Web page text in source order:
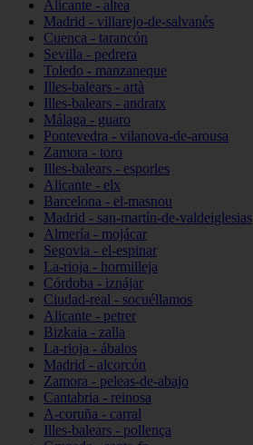
Alicante - altea
Madrid - villarejo-de-salvanés
Cuenca - tarancón
Sevilla - pedrera
Toledo - manzaneque
Illes-balears - artà
Illes-balears - andratx
Málaga - guaro
Pontevedra - vilanova-de-arousa
Zamora - toro
Illes-balears - esporles
Alicante - elx
Barcelona - el-masnou
Madrid - san-martín-de-valdeiglesias
Almería - mojácar
Segovia - el-espinar
La-rioja - hormilleja
Córdoba - iznájar
Ciudad-real - socuéllamos
Alicante - petrer
Bizkaia - zalla
La-rioja - ábalos
Madrid - alcorcón
Zamora - peleas-de-abajo
Cantabria - reinosa
A-coruña - carral
Illes-balears - pollença